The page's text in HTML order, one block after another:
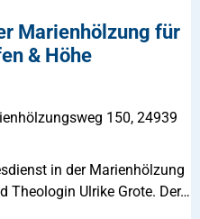
Marienhölzung für
& Höhe
150, 24939
in der Marienhölzung
Theologin Ulrike Grote. Der…